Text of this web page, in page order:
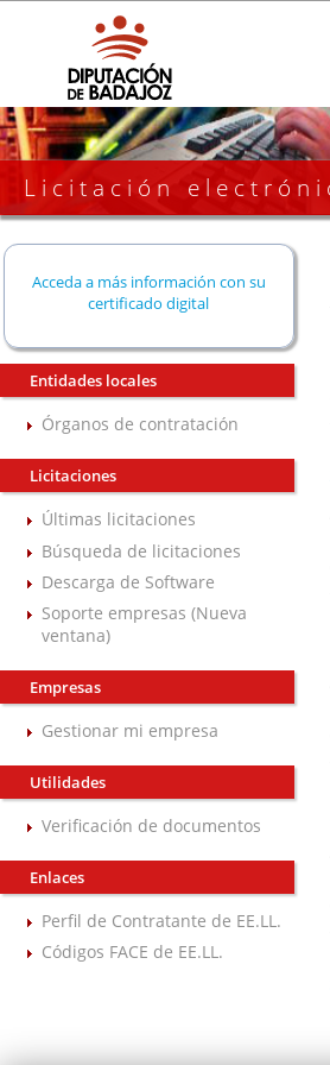
Licitación
Acceda a más información con su
certificado digital
Entidades locales
Órganos de contratación
Licitaciones
Últimas licitaciones
Búsqueda de licitaciones
Descarga de Software
Soporte empresas (Nueva
ventana)
Empresas
Gestionar mi empresa
Utilidades
Verificación de documentos
Enlaces
Perfil de Contratante de EE.LL.
Códigos FACE de EE.LL.